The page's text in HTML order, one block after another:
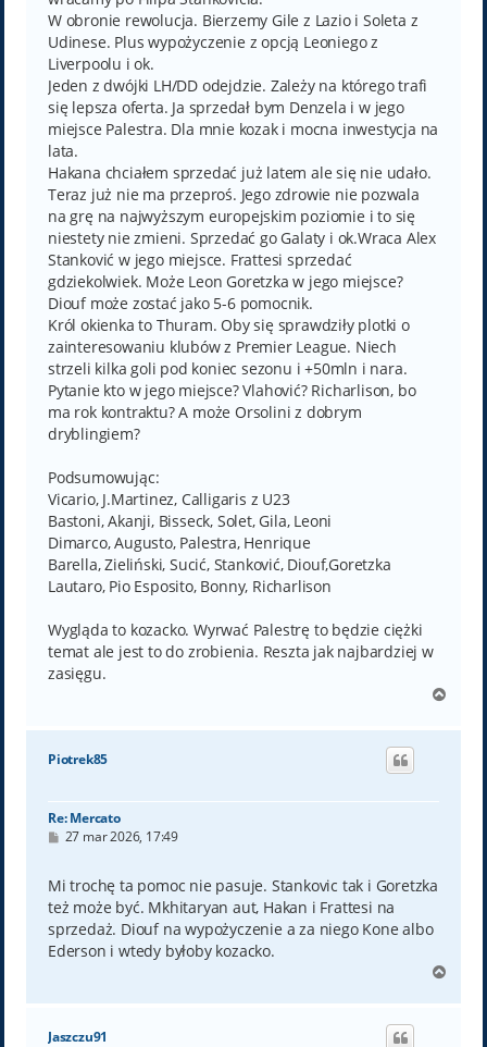
W obronie rewolucja. Bierzemy Gile z Lazio i Soleta z
Udinese. Plus wypożyczenie z opcją Leoniego z
Liverpoolu i ok.
Jeden z dwójki LH/DD odejdzie. Zależy na którego trafi
się lepsza oferta. Ja sprzedał bym Denzela i w jego
miejsce Palestra. Dla mnie kozak i mocna inwestycja na
lata.
Hakana chciałem sprzedać już latem ale się nie udało.
Teraz już nie ma przeproś. Jego zdrowie nie pozwala
na grę na najwyższym europejskim poziomie i to się
niestety nie zmieni. Sprzedać go Galaty i ok.Wraca Alex
Stanković w jego miejsce. Frattesi sprzedać
gdziekolwiek. Może Leon Goretzka w jego miejsce?
Diouf może zostać jako 5-6 pomocnik.
Król okienka to Thuram. Oby się sprawdziły plotki o
zainteresowaniu klubów z Premier League. Niech
strzeli kilka goli pod koniec sezonu i +50mln i nara.
Pytanie kto w jego miejsce? Vlahović? Richarlison, bo
ma rok kontraktu? A może Orsolini z dobrym
dryblingiem?
Podsumowując:
Vicario, J.Martinez, Calligaris z U23
Bastoni, Akanji, Bisseck, Solet, Gila, Leoni
Dimarco, Augusto, Palestra, Henrique
Barella, Zieliński, Sucić, Stanković, Diouf,Goretzka
Lautaro, Pio Esposito, Bonny, Richarlison
Wygląda to kozacko. Wyrwać Palestrę to będzie ciężki
temat ale jest to do zrobienia. Reszta jak najbardziej w
zasięgu.
g
Piotrek85
Re: Mercato
P
t
27 mar 2026, 17:49
Mi trochę ta pomoc nie pasuje. Stankovic tak i Goretzka
też może być. Mkhitaryan aut, Hakan i Frattesi na
sprzedaż. Diouf na wypożyczenie a za niego Kone albo
Ederson i wtedy byłoby kozacko.
g
Jaszczu91